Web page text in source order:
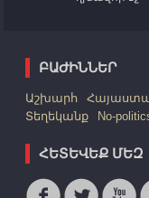
ԲԱԺԻՆՆԵՐ
Աշխարհ
Տեղեկանք
No-
ՀԵՏԵՎԵՔ ՄԵԶ